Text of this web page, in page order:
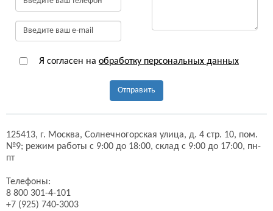
Я согласен на обработку персональных данных
Отправить
125413, г. Москва, Солнечногорская улица, д. 4 стр. 10, пом.
№9; режим работы с 9:00 до 18:00, склад с 9:00 до 17:00, пн-
пт
Телефоны:
8 800 301-4-101
+7 (925) 740-3003